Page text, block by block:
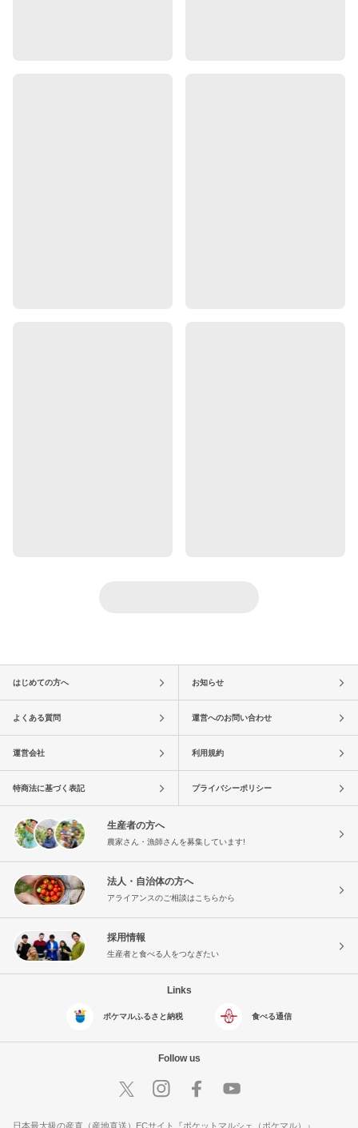
はじめての方へ お知らせ
よくある質問 運営へのお問い合わせ
運営会社 利用規約
特商法に基づく表記 プライバシーポリシー
生産者の方へ
農家さん・漁師さんを募集しています!
法人・自治体の方へ
アライアンスのご相談はこちらから
採用情報
生産者と食べる人をつなぎたい
Links
ポケマルふるさと納税 食べる通信
Follow us
日本最大級の産直（産地直送）ECサイト『ポケットマルシェ（ポケマル）』